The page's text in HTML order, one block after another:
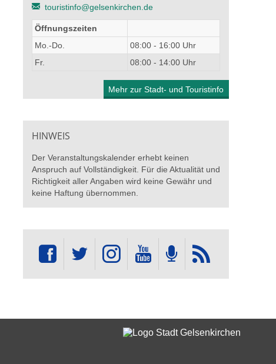
touristinfo@gelsenkirchen.de
Öffnungszeiten
Mo.-Do.
08:00 - 16:00 Uhr
Fr.
08:00 - 14:00 Uhr
Mehr zur Stadt- und Touristinfo
HINWEIS
Der Veranstaltungskalender erhebt keinen
Anspruch auf Vollständigkeit. Für die Aktualität und
Richtigkeit aller Angaben wird keine Gewähr und
keine Haftung übernommen.